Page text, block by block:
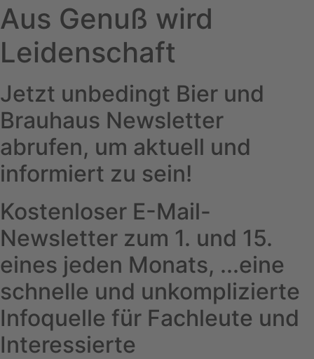
Aus Genuß wird
Leidenschaft
Jetzt unbedingt Bier und
Brauhaus Newsletter
abrufen, um aktuell und
informiert zu sein!
Kostenloser E-Mail-
Newsletter zum 1. und 15.
eines jeden Monats, ...eine
schnelle und unkomplizierte
Infoquelle für Fachleute und
Interessierte